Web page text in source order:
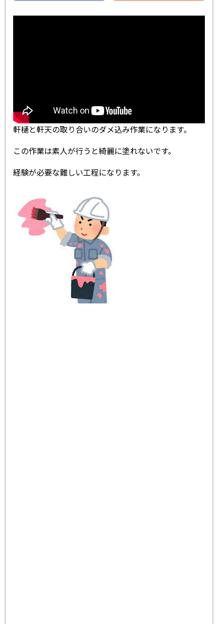
軒樋と軒天の取り合いのダメ込み作業になります。
この作業は素人が行うと綺麗に塗れないです。
経験が必要な難しい工程になります。